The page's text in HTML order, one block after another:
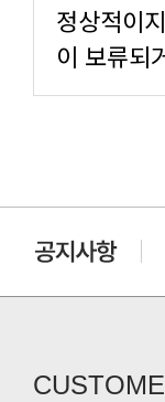
이 보류되